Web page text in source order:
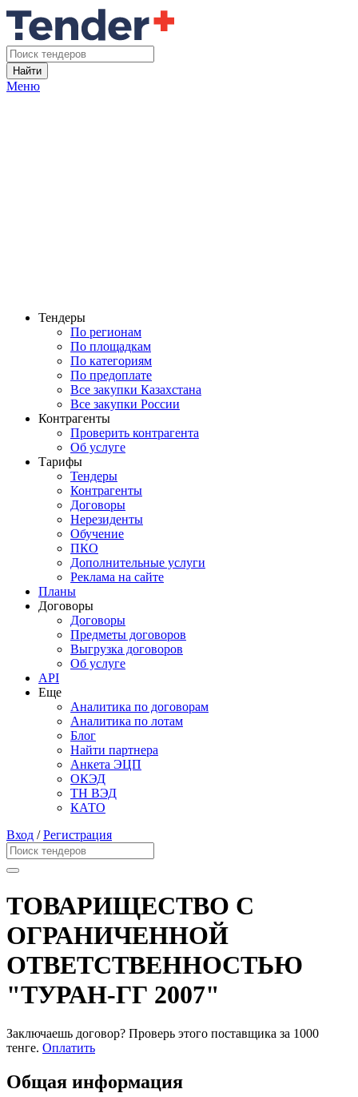
Найти
Меню
Тендеры
По регионам
По площадкам
По категориям
По предоплате
Все закупки Казахстана
Все закупки России
Контрагенты
Проверить контрагента
Об услуге
Тарифы
Тендеры
Контрагенты
Договоры
Нерезиденты
Обучение
ПКО
Дополнительные услуги
Реклама на сайте
Планы
Договоры
Договоры
Предметы договоров
Выгрузка договоров
Об услуге
API
Еще
Аналитика по договорам
Аналитика по лотам
Блог
Найти партнера
Анкета ЭЦП
ОКЭД
ТН ВЭД
КАТО
Вход /Регистрация
ТОВАРИЩЕСТВО С
ОГРАНИЧЕННОЙ
ОТВЕТСТВЕННОСТЬЮ
"ТУРАН-ГГ 2007"
Заключаешь договор? Проверь этого поставщика за 1000
тенге. Оплатить
Общая информация